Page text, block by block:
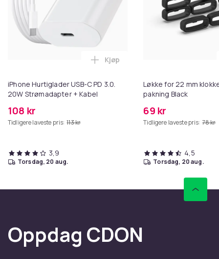
iPhone Hurtiglader USB-C PD 3.0.
20W Strømadapter + Kabel
108 kr
Tidligere laveste pris: 113 kr
Legg iPhone Hurtiglader USB-C
Kjøp
3,9
torsdag, 20 aug.
Løkke for 22 mm
pakning Black
69 kr
Tidligere laveste pris: 78 kr
4,5
torsdag, 20 aug.
Oppdag CDON